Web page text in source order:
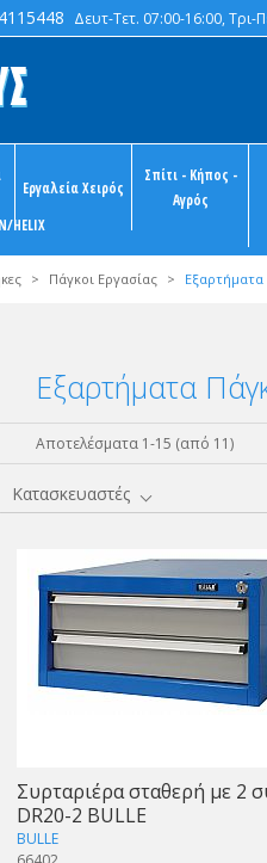
Δευτ-Τετ. 07:00-16:00,
HELIX
Εργαλεία Χειρός
Σπίτι - Κήπος -
Αγρός
> Πάγκοι Εργασίας >
Εξαρτήματα
Αποτελέσματα 1-15 (από 11)
Κατασκευαστές
Συρταριέρα σταθερή με 2
DR20-2 BULLE
BULLE